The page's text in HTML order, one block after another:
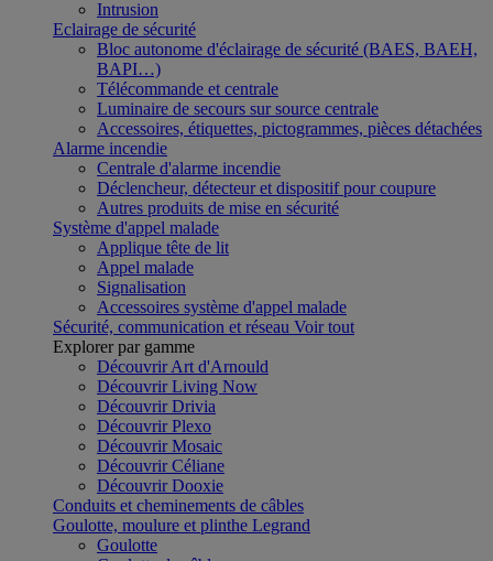
Intrusion
Eclairage de sécurité
Bloc autonome d'éclairage de sécurité (BAES, BAEH,
BAPI…)
Télécommande et centrale
Luminaire de secours sur source centrale
Accessoires, étiquettes, pictogrammes, pièces détachées
Alarme incendie
Centrale d'alarme incendie
Déclencheur, détecteur et dispositif pour coupure
Autres produits de mise en sécurité
Système d'appel malade
Applique tête de lit
Appel malade
Signalisation
Accessoires système d'appel malade
Sécurité, communication et réseau Voir tout
Explorer par gamme
Découvrir Art d'Arnould
Découvrir Living Now
Découvrir Drivia
Découvrir Plexo
Découvrir Mosaic
Découvrir Céliane
Découvrir Dooxie
Conduits et cheminements de câbles
Goulotte, moulure et plinthe Legrand
Goulotte